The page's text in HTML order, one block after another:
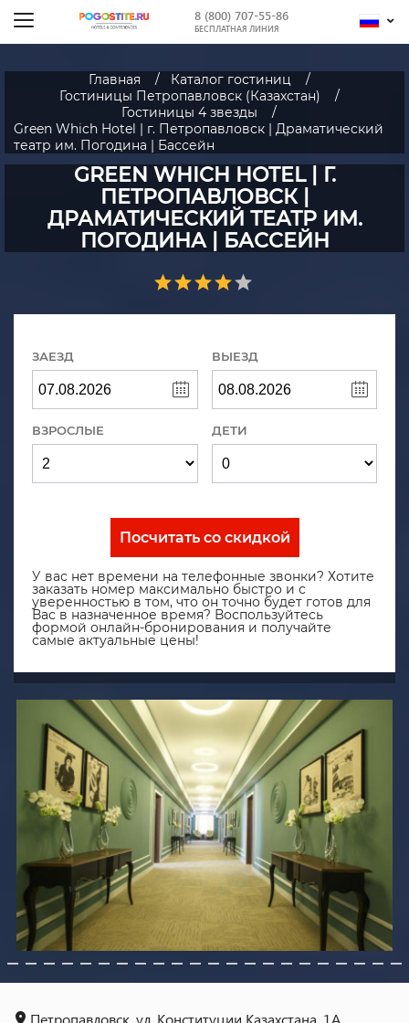
8 (800) 707-55-86
БЕСПЛАТНАЯ ЛИНИЯ
Главная
Каталог гостиниц
Гостиницы Петропавловск (Казахстан)
Гостиницы 4 звезды
Green Which Hotel | г. Петропавловск | Драматический
театр им. Погодина | Бассейн
GREEN WHICH HOTEL | Г.
ПЕТРОПАВЛОВСК |
ДРАМАТИЧЕСКИЙ ТЕАТР ИМ.
ПОГОДИНА | БАССЕЙН
ЗАЕЗД ВЫЕЗД
ВЗРОСЛЫЕ ДЕТИ
Посчитать со скидкой
У вас нет времени на телефонные звонки? Хотите
заказать номер максимально быстро и с
уверенностью в том, что он точно будет готов для
Вас в назначенное время? Воспользуйтесь
формой онлайн-бронирования и получайте
самые актуальные цены!
Петропавловск, ул. Конституции Казахстана, 1А